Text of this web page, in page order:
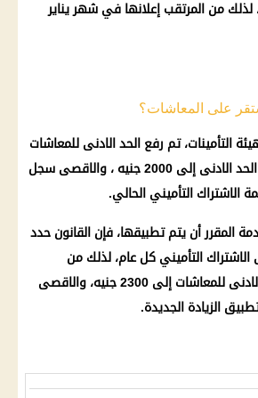
من المرتقب إعلانها في شهر يناير
على المعاشات؟
التأمينات، تم رفع الحد الادنى للمعاشات
والحد الاقصى، ووصل الحد الادنى إلى 2000 جنيه ، والاقصى سجل
المقرر أن يتم تطبيقها، فإن القانون حدد
على الاشتراك التأميني كل عام، لذلك من
للمعاشات
إلى 2300 جنيه، والاقصى
الزيادة الجديدة.